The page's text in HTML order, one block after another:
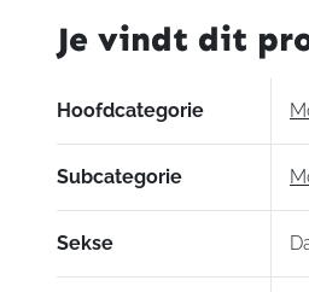
aantal
Je vindt dit
Hoofdcategorie
Subcategorie
Sekse